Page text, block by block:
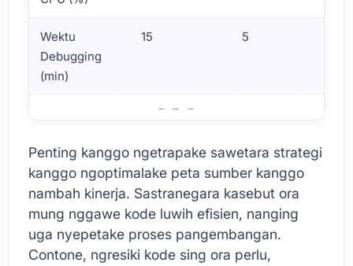
Wektu
Debugging
(min)
15 5
Penting kanggo ngetrapake sawetara strategi
kanggo ngoptimalake peta sumber kanggo
nambah kinerja. Sastranegara kasebut ora
mung nggawe kode luwih efisien, nanging
uga nyepetake proses pangembangan.
Contone, ngresiki kode sing ora perlu,